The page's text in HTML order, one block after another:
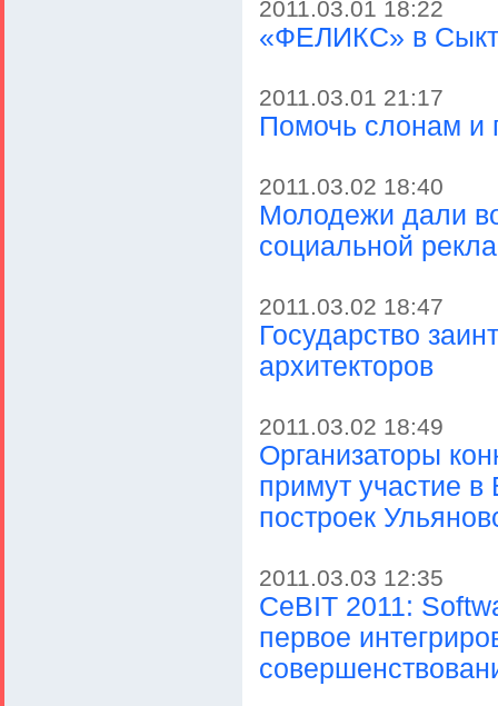
2011.03.01 18:22
«ФЕЛИКС» в
2011.03.01 21:17
Помочь слонам и
2011.03.02 18:40
Молодежи дали
социальной
2011.03.02 18:47
Государство
архитекторов
2011.03.02 18:49
Организаторы
примут участие в
построек
2011.03.03 12:35
CeBIT 2011:
первое